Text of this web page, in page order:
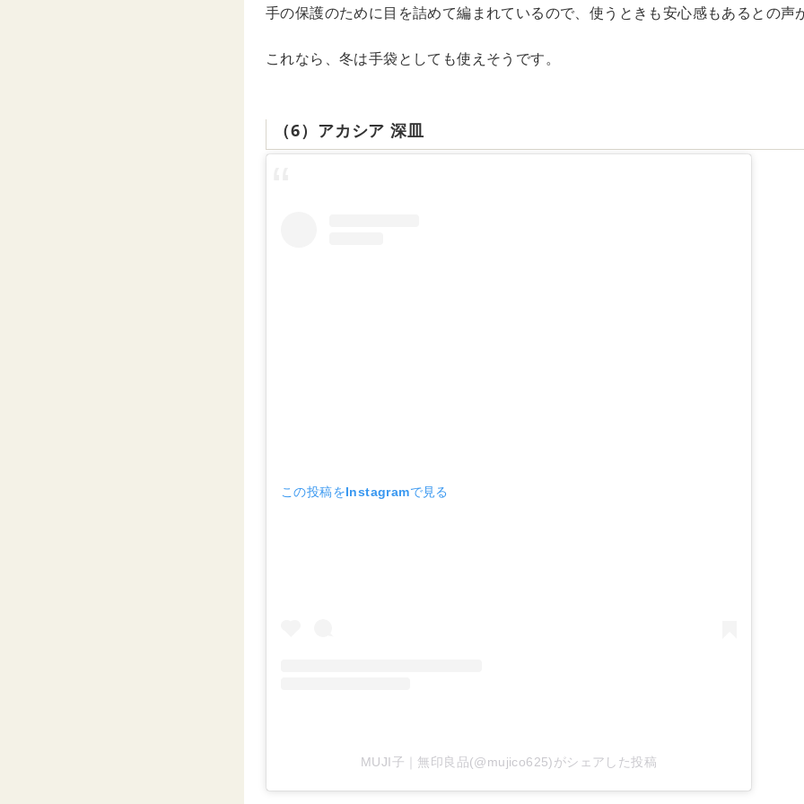
手の保護のために目を詰めて編まれているので、使うときも安心感もあるとの声
これなら、冬は手袋としても使えそうです。
（6）アカシア 深皿
この投稿をInstagramで見る
MUJI子｜無印良品(@mujico625)がシェアした投稿